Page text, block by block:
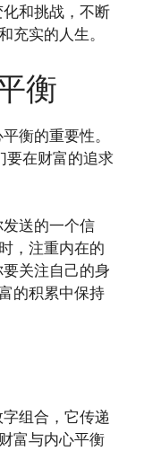
和挑战，不断
充实的人生。
衡
衡的重要性。
要在财富的追求
送的一个信
，注重内在的
关注自己的身
的积累中保持
组合，它传递
富与内心平衡